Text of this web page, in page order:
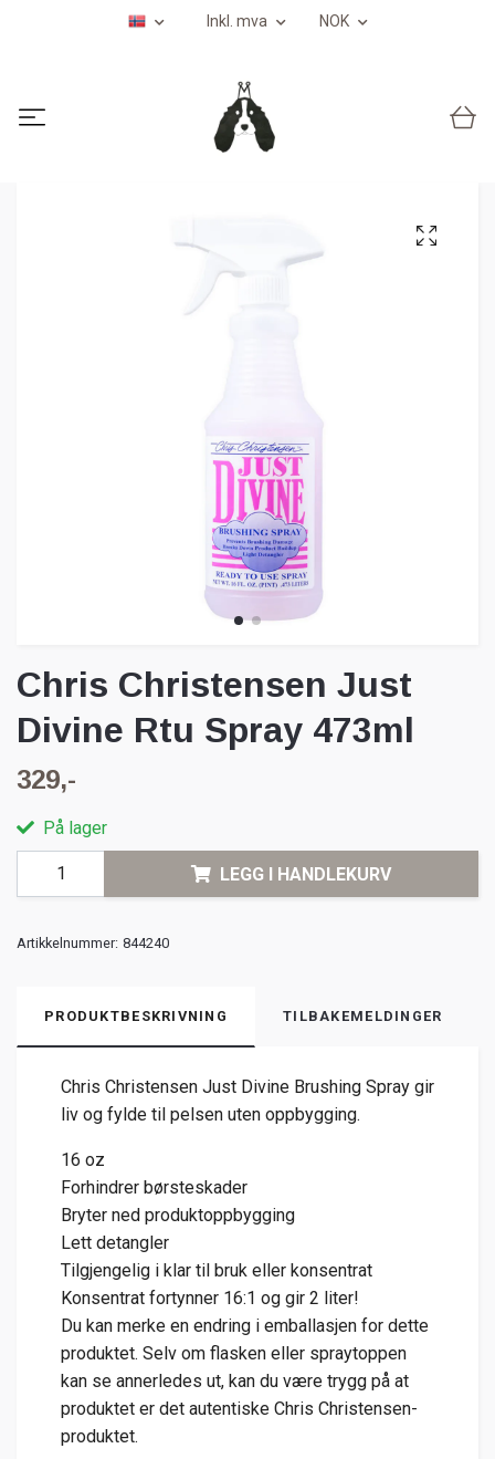
Inkl. mva NOK
Chris Christensen Just
Divine Rtu Spray 473ml
329,-
På lager
LEGG I HANDLEKURV
Artikkelnummer: 844240
PRODUKTBESKRIVNING TILBAKEMELDINGER
Chris Christensen Just Divine Brushing Spray gir
liv og fylde til pelsen uten oppbygging.
16 oz
Forhindrer børsteskader
Bryter ned produktoppbygging
Lett detangler
Tilgjengelig i klar til bruk eller konsentrat
Konsentrat fortynner 16:1 og gir 2 liter!
Du kan merke en endring i emballasjen for dette
produktet. Selv om flasken eller spraytoppen
kan se annerledes ut, kan du være trygg på at
produktet er det autentiske Chris Christensen-
produktet.